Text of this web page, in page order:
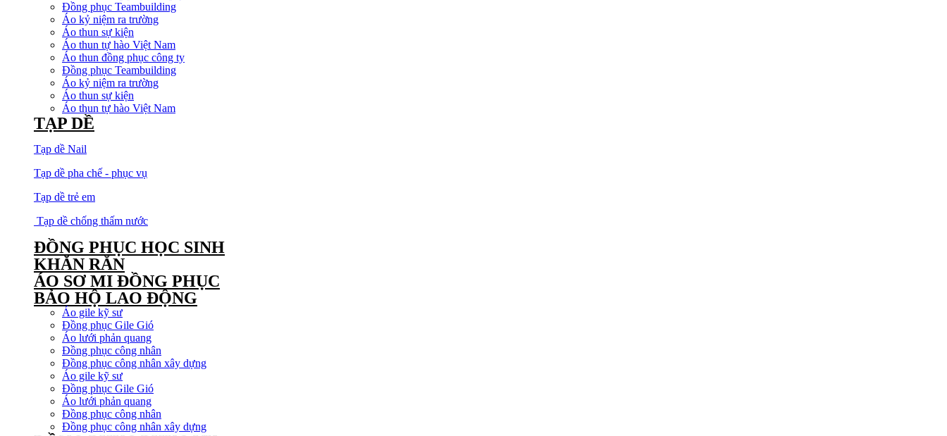
Đồng phục Teambuilding
Áo kỷ niệm ra trường
Áo thun sự kiện
Áo thun tự hào Việt Nam
Áo thun đồng phục công ty
Đồng phục Teambuilding
Áo kỷ niệm ra trường
Áo thun sự kiện
Áo thun tự hào Việt Nam
TẠP DỀ
Tạp dề Nail
Tạp dề pha chế - phục vụ
Tạp dề trẻ em
Tạp dề chống thấm nước
ĐỒNG PHỤC HỌC SINH
KHĂN RẰN
ÁO SƠ MI ĐỒNG PHỤC
BẢO HỘ LAO ĐỘNG
Áo gile kỹ sư
Đồng phục Gile Gió
Áo lưới phản quang
Đồng phục công nhân
Đồng phục công nhân xây dựng
Áo gile kỹ sư
Đồng phục Gile Gió
Áo lưới phản quang
Đồng phục công nhân
Đồng phục công nhân xây dựng